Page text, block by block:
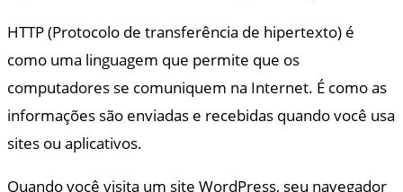
HTTP (Protocolo de transferência de hipertexto) é
como uma linguagem que permite que os
computadores se comuniquem na Internet. É como as
informações são enviadas e recebidas quando você usa
sites ou aplicativos.
Quando você visita um site WordPress, seu navegador